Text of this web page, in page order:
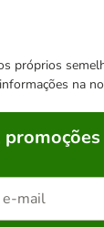
na